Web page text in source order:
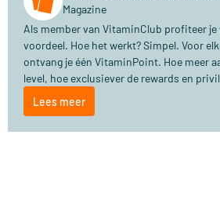
Magazine
Als member van VitaminClub profiteer je
voordeel. Hoe het werkt? Simpel. Voor
ontvang je één VitaminPoint. Hoe meer
level, hoe exclusiever de rewards en
Lees meer